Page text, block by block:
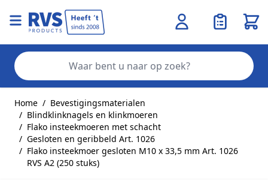
Home / Bevestigingsmaterialen
/ Blindklinknagels en klinkmoeren
/ Flako insteekmoeren met schacht
/ Gesloten en geribbeld Art. 1026
/ Flako insteekmoer gesloten M10 x 33,5 mm Art. 1026
RVS A2 (250 stuks)